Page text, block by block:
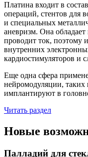
Платина входит в
операций, стентов для
и специальных
аневризм. Она
проводит ток, поэтому
внутренних
кардиостимуляторов и
Еще одна сфера
нейромодуляции, таких
имплантируют в
Читать раздел
Новые
Палладий для